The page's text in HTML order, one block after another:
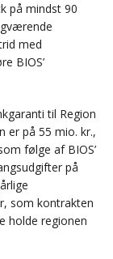
på mindst 90
med
BIOS’
til Region
er på 55 mio. kr.,
følge af BIOS’
på
som kontrakten
holde regionen